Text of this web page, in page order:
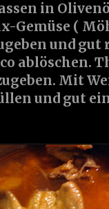
in
Gemüse (
und
ablöschen.
Mit
und gut